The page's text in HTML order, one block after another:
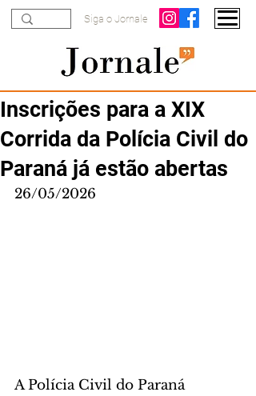
Siga o Jornale
Inscrições para a XIX
Corrida da Polícia Civil do
Paraná já estão abertas
26/05/2026
A Polícia Civil do Paraná